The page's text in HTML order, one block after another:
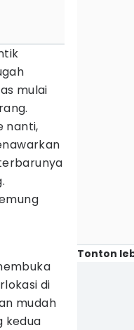
mulai
nanti,
di
mudah
kedua
Tonton